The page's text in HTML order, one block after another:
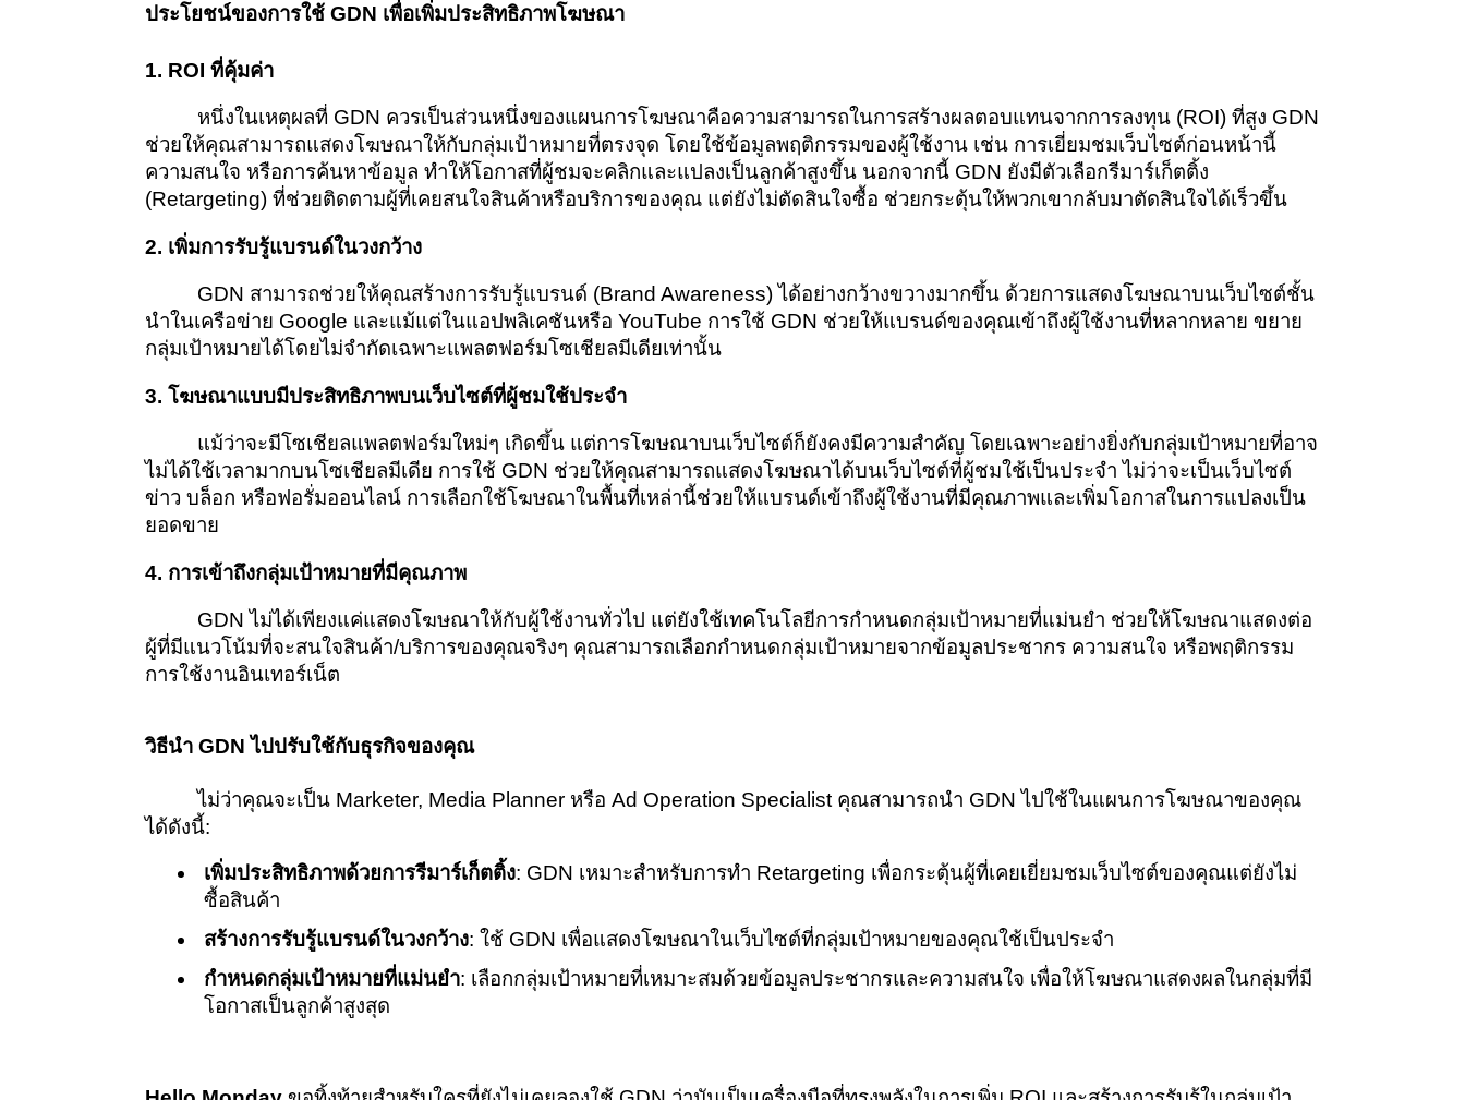
ประโยชน์ของการใช้ GDN เพื่อเพิ่มประสิทธิภาพโฆษณา
1. ROI ที่คุ้มค่า
หนึ่งในเหตุผลที่ GDN ควรเป็นส่วนหนึ่งของแผนการโฆษณาคือความสามารถในการสร้างผลตอบแทนจากการลงทุน (ROI) ที่สูง GDN
ช่วยให้คุณสามารถแสดงโฆษณาให้กับกลุ่มเป้าหมายที่ตรงจุด โดยใช้ข้อมูลพฤติกรรมของผู้ใช้งาน เช่น การเยี่ยมชมเว็บไซต์ก่อนหน้านี้
ความสนใจ หรือการค้นหาข้อมูล ทำให้โอกาสที่ผู้ชมจะคลิกและแปลงเป็นลูกค้าสูงขึ้น นอกจากนี้ GDN ยังมีตัวเลือกรีมาร์เก็ตติ้ง
(Retargeting) ที่ช่วยติดตามผู้ที่เคยสนใจสินค้าหรือบริการของคุณ แต่ยังไม่ตัดสินใจซื้อ ช่วยกระตุ้นให้พวกเขากลับมาตัดสินใจได้เร็วขึ้น
2. เพิ่มการรับรู้แบรนด์ในวงกว้าง
GDN สามารถช่วยให้คุณสร้างการรับรู้แบรนด์ (Brand Awareness) ได้อย่างกว้างขวางมากขึ้น ด้วยการแสดงโฆษณาบนเว็บไซต์ชั้น
นำในเครือข่าย Google และแม้แต่ในแอปพลิเคชันหรือ YouTube การใช้ GDN ช่วยให้แบรนด์ของคุณเข้าถึงผู้ใช้งานที่หลากหลาย ขยาย
กลุ่มเป้าหมายได้โดยไม่จำกัดเฉพาะแพลตฟอร์มโซเชียลมีเดียเท่านั้น
3. โฆษณาแบบมีประสิทธิภาพบนเว็บไซต์ที่ผู้ชมใช้ประจำ
แม้ว่าจะมีโซเชียลแพลตฟอร์มใหม่ๆ เกิดขึ้น แต่การโฆษณาบนเว็บไซต์ก็ยังคงมีความสำคัญ โดยเฉพาะอย่างยิ่งกับกลุ่มเป้าหมายที่อาจ
ไม่ได้ใช้เวลามากบนโซเชียลมีเดีย การใช้ GDN ช่วยให้คุณสามารถแสดงโฆษณาได้บนเว็บไซต์ที่ผู้ชมใช้เป็นประจำ ไม่ว่าจะเป็นเว็บไซต์
ข่าว บล็อก หรือฟอรั่มออนไลน์ การเลือกใช้โฆษณาในพื้นที่เหล่านี้ช่วยให้แบรนด์เข้าถึงผู้ใช้งานที่มีคุณภาพและเพิ่มโอกาสในการแปลงเป็น
ยอดขาย
4. การเข้าถึงกลุ่มเป้าหมายที่มีคุณภาพ
GDN ไม่ได้เพียงแค่แสดงโฆษณาให้กับผู้ใช้งานทั่วไป แต่ยังใช้เทคโนโลยีการกำหนดกลุ่มเป้าหมายที่แม่นยำ ช่วยให้โฆษณาแสดงต่อ
ผู้ที่มีแนวโน้มที่จะสนใจสินค้า/บริการของคุณจริงๆ คุณสามารถเลือกกำหนดกลุ่มเป้าหมายจากข้อมูลประชากร ความสนใจ หรือพฤติกรรม
การใช้งานอินเทอร์เน็ต
วิธีนำ GDN ไปปรับใช้กับธุรกิจของคุณ
ไม่ว่าคุณจะเป็น Marketer, Media Planner หรือ Ad Operation Specialist คุณสามารถนำ GDN ไปใช้ในแผนการโฆษณาของคุณ
ได้ดังนี้:
เพิ่มประสิทธิภาพด้วยการรีมาร์เก็ตติ้ง: GDN เหมาะสำหรับการทำ Retargeting เพื่อกระตุ้นผู้ที่เคยเยี่ยมชมเว็บไซต์ของคุณแต่ยังไม่
ซื้อสินค้า
สร้างการรับรู้แบรนด์ในวงกว้าง: ใช้ GDN เพื่อแสดงโฆษณาในเว็บไซต์ที่กลุ่มเป้าหมายของคุณใช้เป็นประจำ
กำหนดกลุ่มเป้าหมายที่แม่นยำ: เลือกกลุ่มเป้าหมายที่เหมาะสมด้วยข้อมูลประชากรและความสนใจ เพื่อให้โฆษณาแสดงผลในกลุ่มที่มี
โอกาสเป็นลูกค้าสูงสุด